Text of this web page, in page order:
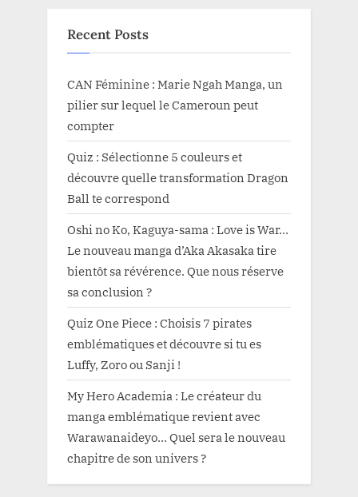
Recent Posts
CAN Féminine : Marie Ngah Manga, un
pilier sur lequel le Cameroun peut
compter
Quiz : Sélectionne 5 couleurs et
découvre quelle transformation Dragon
Ball te correspond
Oshi no Ko, Kaguya-sama : Love is War…
Le nouveau manga d’Aka Akasaka tire
bientôt sa révérence. Que nous réserve
sa conclusion ?
Quiz One Piece : Choisis 7 pirates
emblématiques et découvre si tu es
Luffy, Zoro ou Sanji !
My Hero Academia : Le créateur du
manga emblématique revient avec
Warawanaideyo… Quel sera le nouveau
chapitre de son univers ?